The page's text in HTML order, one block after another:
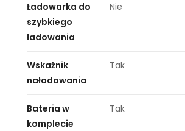
Ładowarka do
szybkiego
ładowania
Nie
Wskaźnik
naładowania
Tak
Bateria w
komplecie
Tak